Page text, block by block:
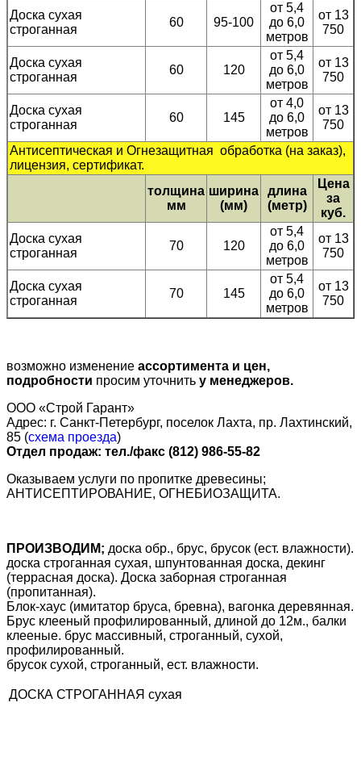
Доска сухая
строганная
60 95-100
от 5,4
до 6,0
метров
от 13
750
Доска сухая
строганная
60 120
от 5,4
до 6,0
метров
от 13
750
Доска сухая
строганная
60 145
от 4,0
до 6,0
метров
от 13
750
Антисептическая и Огнезащитная обработка (на заказ),
лицензия, сертификат.
толщина
мм
ширина
(мм)
длина
(метр)
Цена
за
куб.
Доска сухая
строганная
70 120
от 5,4
до 6,0
метров
от 13
750
Доска сухая
строганная
70 145
от 5,4
до 6,0
метров
от 13
750
возможно изменение ассортимента и цен,
подробности просим уточнить у менеджеров.
ООО «Строй Гарант»
Адрес: г. Санкт-Петербург, поселок Лахта, пр. Лахтинский,
85 (схема проезда)
Отдел продаж: тел./факс (812) 986-55-82
Оказываем услуги по пропитке древесины;
АНТИСЕПТИРОВАНИЕ, ОГНЕБИОЗАЩИТА.
ПРОИЗВОДИМ; доска обр., брус, брусок (ест. влажности).
доска строганная сухая, шпунтованная доска, декинг
(террасная доска). Доска заборная строганная
(пропитанная).
Блок-хаус (имитатор бруса, бревна), вагонка деревянная.
Брус клееный профилированный, длиной до 12м., балки
клееные. брус массивный, строганный, сухой,
профилированный.
брусок сухой, строганный, ест. влажности.
ДОСКА СТРОГАННАЯ сухая